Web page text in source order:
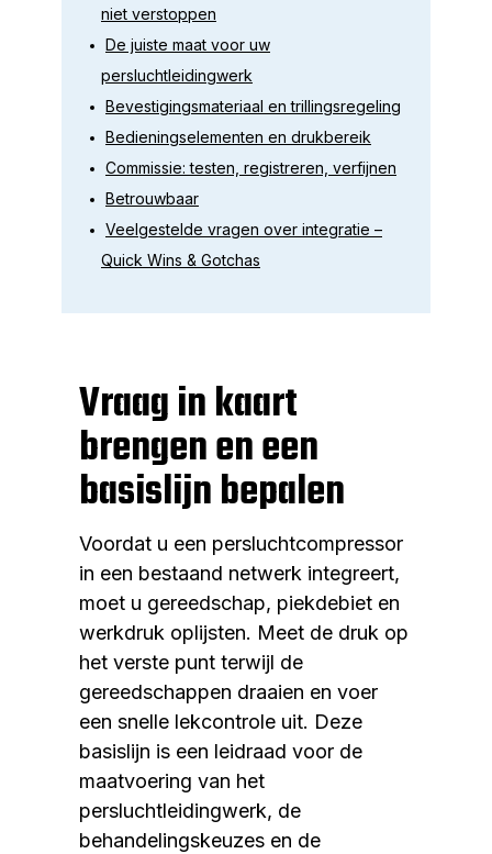
niet verstoppen
De juiste maat voor uw
persluchtleidingwerk
Bevestigingsmateriaal en trillingsregeling
Bedieningselementen en drukbereik
Commissie: testen, registreren, verfijnen
Betrouwbaar
Veelgestelde vragen over integratie –
Quick Wins & Gotchas
Vraag in kaart
brengen en een
basislijn bepalen
Voordat u een persluchtcompressor
in een bestaand netwerk integreert,
moet u gereedschap, piekdebiet en
werkdruk oplijsten. Meet de druk op
het verste punt terwijl de
gereedschappen draaien en voer
een snelle lekcontrole uit. Deze
basislijn is een leidraad voor de
maatvoering van het
persluchtleidingwerk, de
behandelingskeuzes en de